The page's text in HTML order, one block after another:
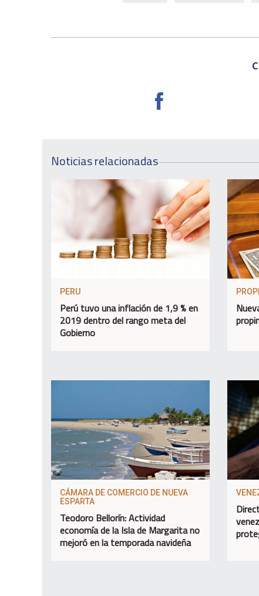
Noticias relacionadas
PERU
Perú tuvo una inflación de 1,9 % en
2019 dentro del rango meta del
Gobierno
CÁMARA DE COMERCIO DE NUEVA
ESPARTA
Teodoro Bellorín: Actividad
economía de la Isla de Margarita no
mejoró en la temporada navideña